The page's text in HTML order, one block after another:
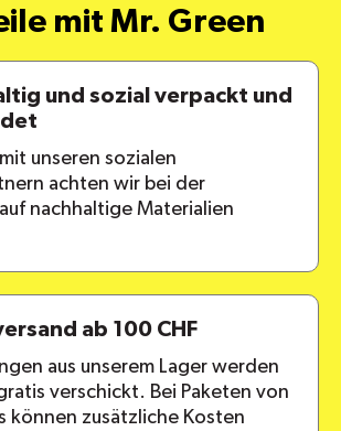
mit Mr. Green
und sozial verpackt und
unseren sozialen
achten wir bei der
nachhaltige Materialien
ab 100 CHF
aus unserem Lager werden
verschickt. Bei Paketen von
können zusätzliche Kosten